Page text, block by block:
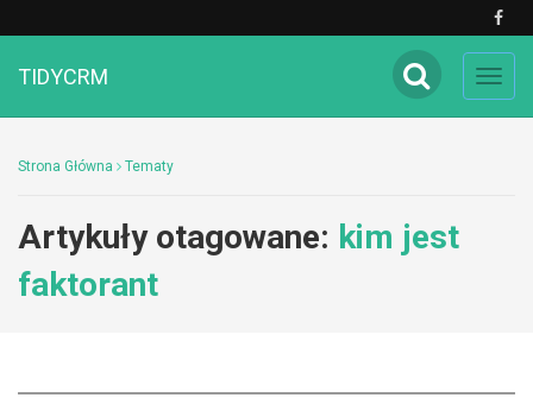
TIDYCRM
Strona Główna Tematy
Artykuły otagowane: kim jest
faktorant